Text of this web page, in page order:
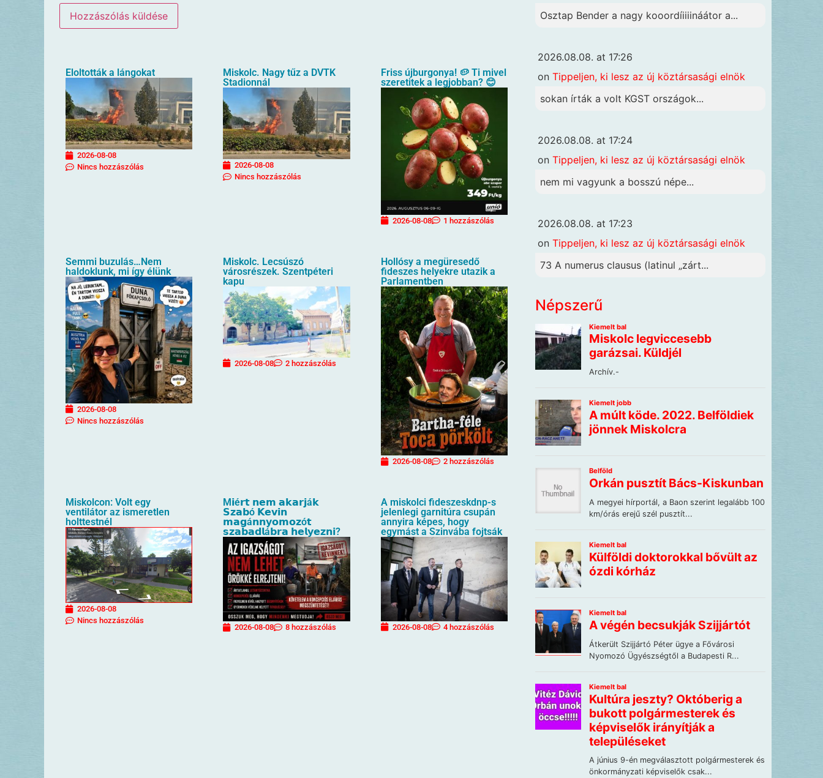
Eloltották a lángokat
2026-08-08
Nincs hozzászólás
Miskolc. Nagy tűz a DVTK
Stadionnál
2026-08-08
Nincs hozzászólás
Friss újburgonya! 🥔 Ti mivel
szeretitek a legjobban? 😊
2026-08-08 1 hozzászólás
Semmi buzulás…Nem
haldoklunk, mi így élünk
2026-08-08
Nincs hozzászólás
Miskolc. Lecsúszó
városrészek. Szentpéteri
kapu
2026-08-08 2 hozzászólás
Hollósy a megüresedő
fideszes helyekre utazik a
Parlamentben
2026-08-08 2 hozzászólás
Miskolcon: Volt egy
ventilátor az ismeretlen
holttestnél
2026-08-08
Nincs hozzászólás
M𝗶é𝗿𝘁 𝗻𝗲𝗺 𝗮𝗸𝗮𝗿𝗷á𝗸
𝗦𝘇𝗮𝗯ó 𝗞𝗲𝘃𝗶𝗻
𝗺𝗮𝗴á𝗻𝗻𝘆𝗼𝗺𝗼𝘇ó𝘁
𝘀𝘇𝗮𝗯𝗮𝗱𝗹á𝗯𝗿𝗮 𝗵𝗲𝗹𝘆𝗲𝘇𝗻𝗶?
2026-08-08 8 hozzászólás
A miskolci fideszeskdnp-s
jelenlegi garnitúra csupán
annyira képes, hogy
egymást a Szinvába fojtsák
2026-08-08 4 hozzászólás
Osztap Bender a nagy kooordíiiiináátor a...
2026.08.08. at 17:26
on Tippeljen, ki lesz az új köztársasági elnök
sokan írták a volt KGST országok...
2026.08.08. at 17:24
on Tippeljen, ki lesz az új köztársasági elnök
nem mi vagyunk a bosszú népe...
2026.08.08. at 17:23
on Tippeljen, ki lesz az új köztársasági elnök
73 A numerus clausus (latinul „zárt...
Népszerű